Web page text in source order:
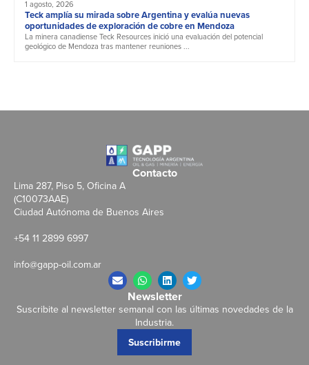
1 agosto, 2026
Teck amplía su mirada sobre Argentina y evalúa nuevas
oportunidades de exploración de cobre en Mendoza
La minera canadiense Teck Resources inició una evaluación del potencial
geológico de Mendoza tras mantener reuniones ...
Contacto
Lima 287, Piso 5, Oficina A
(C10073AAE)
Ciudad Autónoma de Buenos Aires
+54 11 2899 6997
info@gapp-oil.com.ar
Newsletter
Suscribite al newsletter semanal con las últimas novedades de la
Industria.
Suscribirme